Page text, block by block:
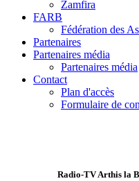
Zamfira
FARB
Fédération des
Partenaires
Partenaires média
Partenaires média
Contact
Plan d'accès
Formulaire de
Radio-TV Arthis la